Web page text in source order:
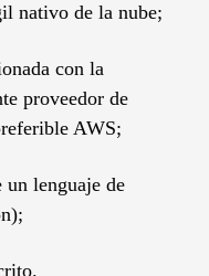
nativo de la nube;
con la
proveedor de
AWS;
lenguaje de